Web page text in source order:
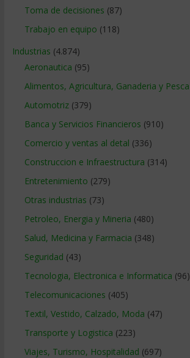
Toma de decisiones (87)
Trabajo en equipo (118)
Industrias (4.874)
Aeronautica (95)
Alimentos, Agricultura, Ganaderia y Pesca
Automotriz(379)
Banca y Servicios Financieros (910)
Comercio y ventas al detal (336)
Construccion e Infraestructura (314)
Entretenimiento (279)
Otras industrias (73)
Petroleo, Energia y Mineria (480)
Salud, Medicina y Farmacia (348)
Seguridad (43)
Tecnologia, Electronica e Informatica (96)
Telecomunicaciones (405)
Textil, Vestido, Calzado, Moda (47)
Transporte y Logistica (223)
Viajes, Turismo, Hospitalidad (697)